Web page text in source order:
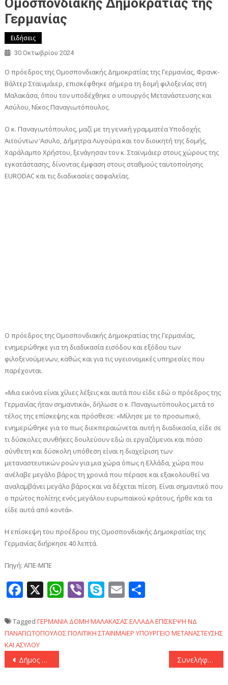
Ομοσπονδιακής Δημοκρατίας της
Γερμανίας
Ειδήσεις
30 Οκτωβρίου 2024
Ο πρόεδρος της Ομοσπονδιακής Δημοκρατίας της Γερμανίας, Φρανκ-
Βάλτερ Σταϊνμάιερ, επισκέφθηκε σήμερα τη δομή φιλοξενίας στη
Μαλακάσα, όπου τον υποδέχθηκε ο υπουργός Μετανάστευσης και
Ασύλου, Νίκος Παναγιωτόπουλος.
Ο κ. Παναγιωτόπουλος, μαζί με τη γενική γραμματέα Υποδοχής
Αιτούντων ‘Ασυλο, Δήμητρα Λυγούρα και τον διοικητή της δομής,
Χαράλαμπο Χρήστου, ξενάγησαν τον κ. Σταϊνμάιερ στους χώρους της
εγκατάστασης, δίνοντας έμφαση στους σταθμούς ταυτοποίησης
EURODAC και τις διαδικασίες ασφαλείας.
Ο πρόεδρος της Ομοσπονδιακής Δημοκρατίας της Γερμανίας,
ενημερώθηκε για τη διαδικασία εισόδου και εξόδου των
φιλοξενούμενων, καθώς και για τις υγειονομικές υπηρεσίες που
παρέχονται.
«Μια εικόνα είναι χίλιες λέξεις και αυτά που είδε εδώ ο πρόεδρος της
Γερμανίας ήταν σημαντικά», δήλωσε ο κ. Παναγιωτόπουλος μετά το
τέλος της επίσκεψης και πρόσθεσε: «Μίλησε με το προσωπικό,
ενημερώθηκε για το πως διεκπεραιώνεται αυτή η διαδικασία, είδε σε
τι δύσκολες συνθήκες δουλεύουν εδώ οι εργαζόμενοι και πόσο
σύνθετη και δύσκολη υπόθεση είναι η διαχείριση των
μεταναστευτικών ροών για μια χώρα όπως η Ελλάδα, χώρα που
ανέλαβε μεγάλο βάρος τη χρονιά που πέρασε και εξακολουθεί να
αναλαμβάνει μεγάλο βάρος και να δέχεται πίεση. Είναι σημαντικό που
ο πρώτος πολίτης ενός μεγάλου ευρωπαϊκού κράτους, ήρθε και τα
είδε αυτά από κοντά».
Η επίσκεψη του προέδρου της Ομοσπονδιακής Δημοκρατίας της
Γερμανίας διήρκησε 40 λεπτά.
Πηγή: ΑΠΕ-ΜΠΕ
Facebook
X WhatsApp
ViberSkype
Email
Tagged ΓΕΡΜΑΝΙΑ ΔΟΜΗ ΜΑΛΑΚΑΣΑΣΕΛΛΑΔΑΕΠΙΣΚΕΨΗ ΝΔ
ΠΑΝΑΓΙΩΤΟΠΟΥΛΟΣΠΟΛΙΤΙΚΗ ΣΤΑΙΝΜΑΙΕΡ ΥΠΟΥΡΓΕΙΟ ΜΕΤΑΝΑΣΤΕΥΣΗΣ
ΚΑΙ ΑΣΥΛΟΥ
Πλοήγηση
Δήμος Αθηναίων: Οριστική ανάκληση της άδειας του μπαρ στη λεωφόρο Βουλιαγμένης Συνελήφθη 18χρονος που τραυμάτισε σοβαρά 72χρονη μετά από διαπληκτισμό, στο Μενίδι